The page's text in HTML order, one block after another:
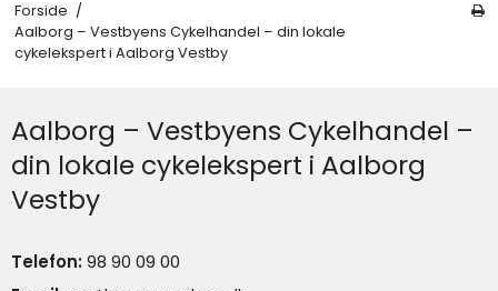
Forside /
Aalborg – Vestbyens Cykelhandel – din lokale
cykelekspert i Aalborg Vestby
Aalborg – Vestbyens Cykelhandel –
din lokale cykelekspert i Aalborg
Vestby
Telefon: 98 90 09 00